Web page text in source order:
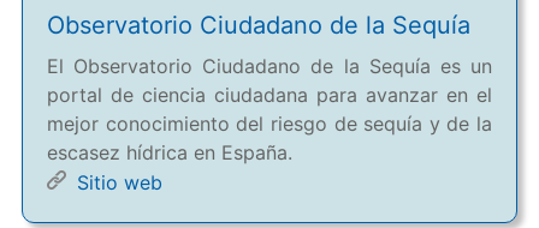
Observatorio Ciudadano de la Sequía
El Observatorio Ciudadano de la Sequía es un
portal de ciencia ciudadana para avanzar en el
mejor conocimiento del riesgo de sequía y de la
escasez hídrica en España.
Sitio web